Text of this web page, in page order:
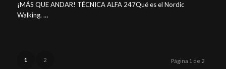
¡MÁS QUE ANDAR! TÉCNICA ALFA 247Qué es el Nordic
Walking. …
Página 1 de 2
1 2